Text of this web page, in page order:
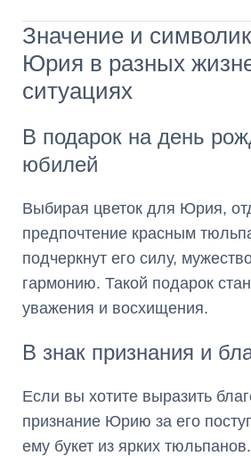
Значение и
Юрия в разных
ситуациях
В подарок на день
юбилей
Выбирая цветок для Юрия,
предпочтение красным
подчеркнут его силу,
гармонию. Такой подарок
уважения и восхищения.
В знак признания и
Если вы хотите выразить
признание Юрию за его
ему букет из ярких